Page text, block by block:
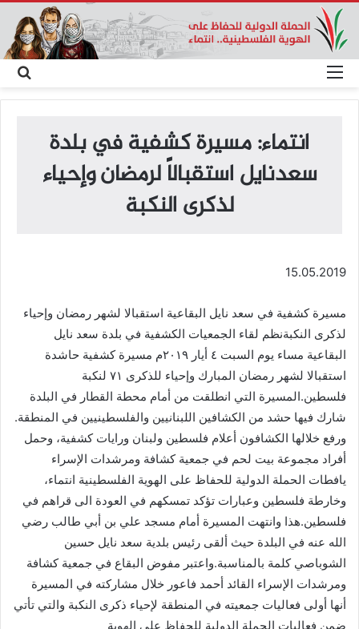
عن
القائمة
انتماء: مسيرة كشفية في بلدة
سعدنايل استقبالاً لرمضان وإحياء
لذكرى النكبة
15.05.2019
مسيرة كشفية في سعد نايل البقاعية استقبالا لشهر رمضان وإحياء
لذكرى النكبةنظم لقاء الجمعيات الكشفية في بلدة سعد نايل
البقاعية مساء يوم السبت ٤ أيار ٢٠١٩م مسيرة كشفية حاشدة
استقبالا لشهر رمضان المبارك وإحياء للذكرى ٧١ لنكبة
فلسطين.المسيرة التي انطلقت من أمام محطة القطار في البلدة
شارك فيها حشد من الكشافين اللبنانيين والفلسطينيين في المنطقة.
ورفع خلالها الكشافون أعلام فلسطين ولبنان ورايات كشفية، وحمل
أفراد مجموعة بيت لحم في جمعية كشافة ومرشدات الإسراء
يافطات الحملة الدولية للحفاظ على الهوية الفلسطينية انتماء،
وخارطة فلسطين وعبارات تؤكد تمسكهم في العودة الى قراهم في
فلسطين.هذا وانتهت المسيرة أمام مسجد علي بن أبي طالب رضي
الله عنه في البلدة حيث ألقى رئيس بلدية سعد نايل حسين
الشوباصي كلمة بالمناسبة.واعتبر مفوض البقاع في جمعية كشافة
ومرشدات الإسراء القائد أحمد فاعور خلال مشاركته في المسيرة
أنها أولى فعاليات جمعيته في المنطقة لإحياء ذكرى النكبة والتي تأتي
ضمن فعاليات الحملة الدولية للحفاظ على الهوية